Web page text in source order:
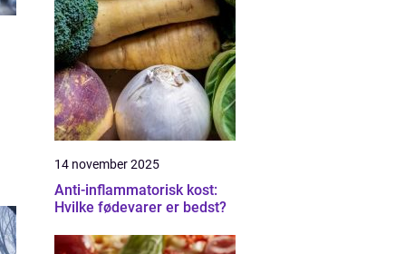
14 november 2025
Anti-inflammatorisk kost:
Hvilke fødevarer er bedst?